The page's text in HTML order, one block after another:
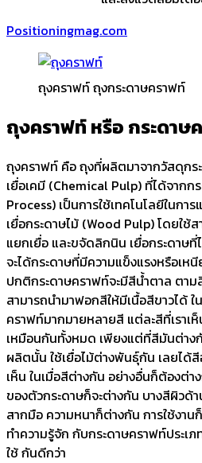
Positioningmag.com
ถุงคราฟท์ ถุงกระดาษคราฟท์
ถุงคราฟท์ หรือ กระดาษ
ถุงคราฟท์ คือ ถุงที่ผลิตมาจากวัสดุกร
เยื่อเคมี (Chemical Pulp) ที่ได้จาก
Process) เป็นการใช้เทคโนโลยีในกา
เยื่อกระดาษไม้ (Wood Pulp) โดยใช้
แยกเยื่อ และขจัดลิกนิน เยื่อกระดาษ
จะได้กระดาษที่มีความแข็งแรงหรือเห
ปกติกระดาษคราฟท์จะมีสีน้ำตาล ตา
สามารถนำมาฟอกสีให้มีเนื้อสีขาวได้ ใ
คราฟท์มากมายหลายสี แต่ละสีที่เราเ
เหมือนกันทั้งหมด เพียงแต่ที่สีมันต่าง
ผลิตนั้น ใช้เยื่อไม้ต่างพันธุ์กัน เลยได้
เห็น ในเมื่อสีต่างกัน อย่างอื่นก็ต้องต่
ของตัวกระดาษก็จะต่างกัน บางสีผิวด้
สากมือ ความหนาก็ต่างกัน การใช้งาน
ทำความรู้จัก กับกระดาษคราฟท์ประเ
ใช้ กันดีกว่า